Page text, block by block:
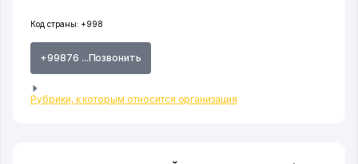
Код страны: +998
+99876 ...Позвонить
Рубрики, к которым относится организация